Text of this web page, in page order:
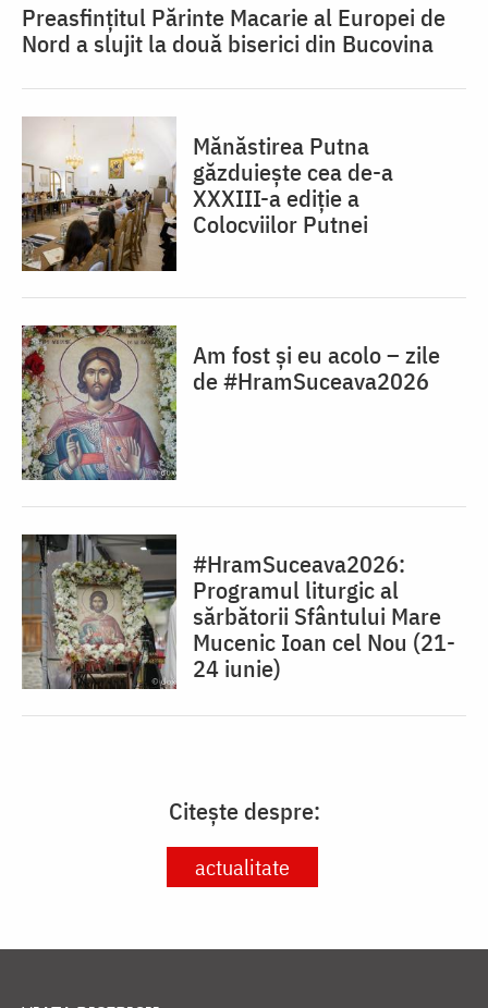
Preasfințitul Părinte Macarie al Europei de
Nord a slujit la două biserici din Bucovina
Mănăstirea Putna
găzduiește cea de-a
XXXIII-a ediție a
Colocviilor Putnei
Am fost și eu acolo – zile
de #HramSuceava2026
#HramSuceava2026:
Programul liturgic al
sărbătorii Sfântului Mare
Mucenic Ioan cel Nou (21-
24 iunie)
Citește despre:
actualitate